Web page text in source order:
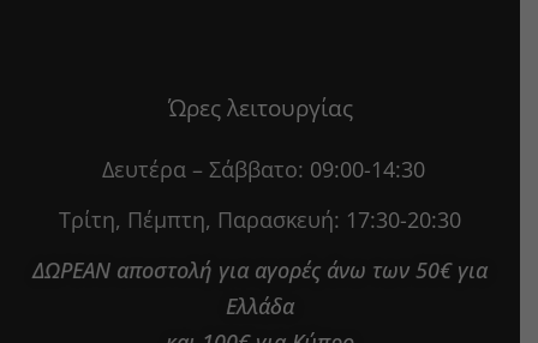
Ώρες λειτουργίας
Δευτέρα – Σάββατο: 09:00-14:30
Τρίτη, Πέμπτη, Παρασκευή: 17:30-20:30
ΔΩΡΕΑΝ αποστολή για αγορές άνω των 50€ για
Ελλάδα